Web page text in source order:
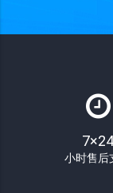
7×24
小时售后